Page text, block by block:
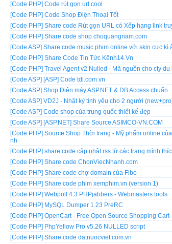
[Code PHP] Code rút gọn url cool
[Code PHP] Code Shop Điện Thoại Tốt
[Code PHP] Share code Rút gọn URL có Xếp hạng link
[Code PHP] Share code shop choquangnam.com
[Code ASP] Share code music phim online với skin cực kì
[Code PHP] Share Code Tin Tức Kênh14.Vn
[Code PHP] Travel Agent v2 Nulled - Mã nguồn cho cty du
[Code ASP] [ASP] Code tdi.com.vn
[Code ASP] Shop Điện máy ASP.NET & DB Access chuẩn
[Code ASP] VD2J - Nhật ký tình yêu cho 2 người
[Code ASP] Code shop của trung quốc thiết kế đẹp
[Code ASP] [ASP.NET] Share Source ASIMCO-VN.COM
[Code PHP] Source Shop Thời trang - Mỹ phẩm online
nh
[Code PHP] share code cập nhật rss từ các trang mình
[Code PHP] Share code ChonViecNhanh.com
[Code PHP] Share code chợ domain của Fibo
[Code PHP] Share code phim xemphim.vn (version 1)
[Code PHP] Webpoll 4.3 PHPjabbers - Webmasters tools
[Code PHP] MySQL Dumper 1.23 PreRC
[Code PHP] OpenCart - Free Open Source Shopping Cart
[Code PHP] PhpYellow Pro v5.26 NULLED script
[Code PHP] Share code datnuocviet.com.vn